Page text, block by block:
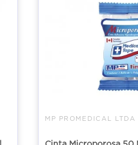
MP PROMEDICAL LTDA